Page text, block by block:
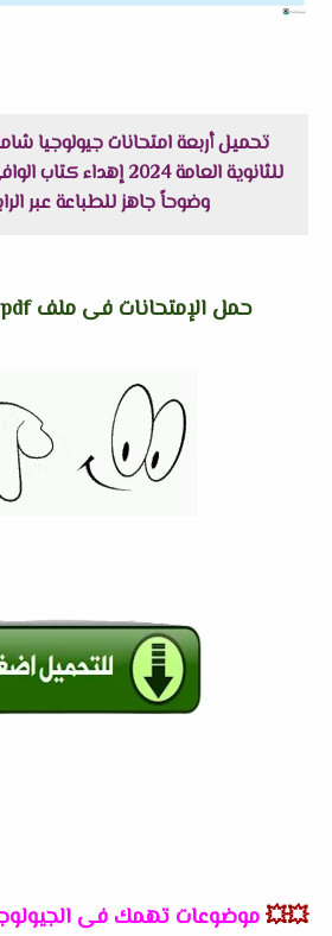
تحميل أربعة امتحانات جيولوجيا
وضوحاً جاهز للطباعة عبر
حمل الإمتحانات فى ملف pdf جاهز للطباعة
💥💥موضوعات تهمك فى